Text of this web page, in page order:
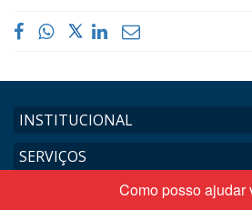
INSTITUCIONAL
SERVIÇOS